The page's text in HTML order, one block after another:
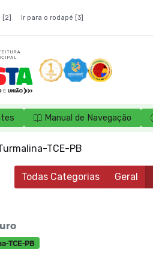
[2] Ir para o rodapé [3]
Manual de Navegação
TCE-PB
Todas Categorias Geral
TCE-PB